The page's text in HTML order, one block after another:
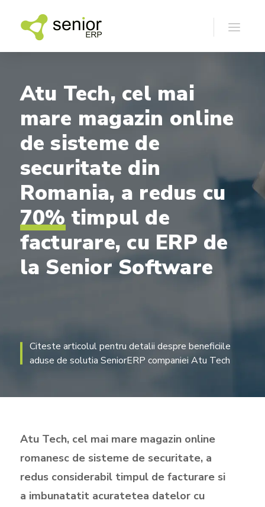
Atu Tech, cel mai
mare magazin online
de sisteme de
securitate din
Romania, a redus cu
70% timpul de
facturare, cu ERP de
la Senior Software
Citeste articolul pentru detalii despre beneficiile
aduse de solutia SeniorERP companiei Atu Tech
Atu Tech, cel mai mare magazin online
romanesc de sisteme de securitate, a
redus considerabil timpul de facturare si
a imbunatatit acuratetea datelor cu